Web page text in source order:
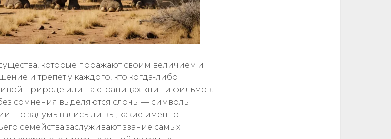
которые поражают своим величием и
и трепет у каждого, кто когда-либо
природе или на страницах книг и фильмов.
сомнения выделяются слоны — символы
Но задумывались ли вы, какие именно
семейства заслуживают звание самых